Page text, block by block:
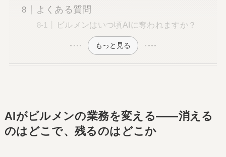
よくある質問
ビルメンはいつ頃AIに奪われますか？
もっと見る
AIがビルメンの業務を変える——消える
のはどこで、残るのはどこか